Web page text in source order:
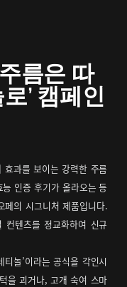
름은 따
’ 캠페인
과를 보이는 강력한 주름
인증 후기가 올라오는 등
페의 시그니처 제품입니다.
컨텐츠를 정교화하여 신규
놀’이라는 공식을 각인시
을 괴거나, 고개 숙여 스마